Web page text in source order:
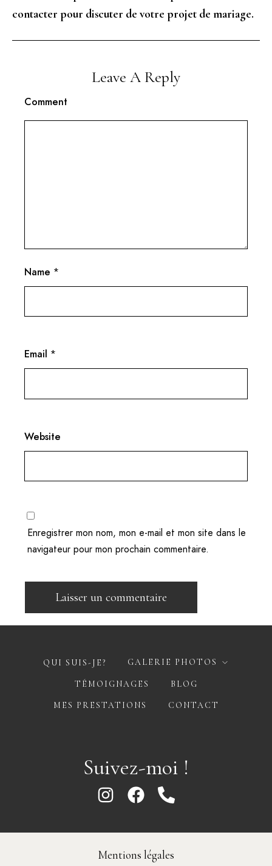
contacter pour discuter de votre projet de mariage.
Leave A Reply
Comment
Name *
Email *
Website
Enregistrer mon nom, mon e-mail et mon site dans le
navigateur pour mon prochain commentaire.
QUI SUIS-JE? GALERIE PHOTOS
TÉMOIGNAGES BLOG
MES PRESTATIONS CONTACT
Suivez-moi !
Mentions légales